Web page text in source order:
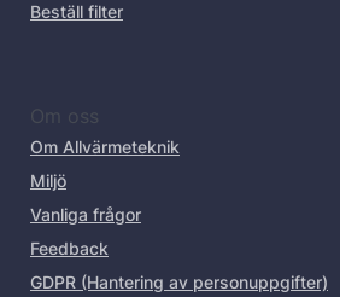
Beställ filter
Om oss
Om Allvärmeteknik
Miljö
Vanliga frågor
Feedback
GDPR (Hantering av personuppgifter)